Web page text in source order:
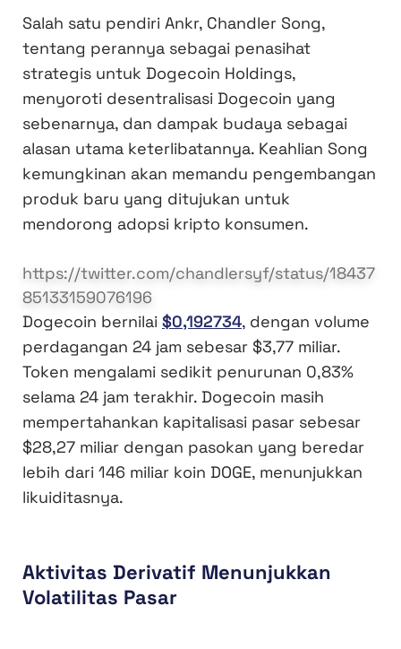
Salah satu pendiri Ankr, Chandler Song,
tentang perannya sebagai penasihat
strategis untuk Dogecoin Holdings,
menyoroti desentralisasi Dogecoin yang
sebenarnya, dan dampak budaya sebagai
alasan utama keterlibatannya. Keahlian Song
kemungkinan akan memandu pengembangan
produk baru yang ditujukan untuk
mendorong adopsi kripto konsumen.
https://twitter.com/chandlersyf/status/18437
85133159076196
Dogecoin bernilai $0,192734, dengan volume
perdagangan 24 jam sebesar $3,77 miliar.
Token mengalami sedikit penurunan 0,83%
selama 24 jam terakhir. Dogecoin masih
mempertahankan kapitalisasi pasar sebesar
$28,27 miliar dengan pasokan yang beredar
lebih dari 146 miliar koin DOGE, menunjukkan
likuiditasnya.
Aktivitas Derivatif Menunjukkan
Volatilitas Pasar